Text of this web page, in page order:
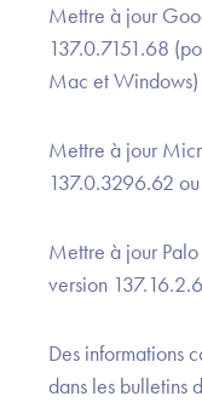
Mettre à jour
137.0.7151.68
Mac et
Mettre à jour
137.0.3296.62
Mettre à jour
version
Des informations
dans les bulletins